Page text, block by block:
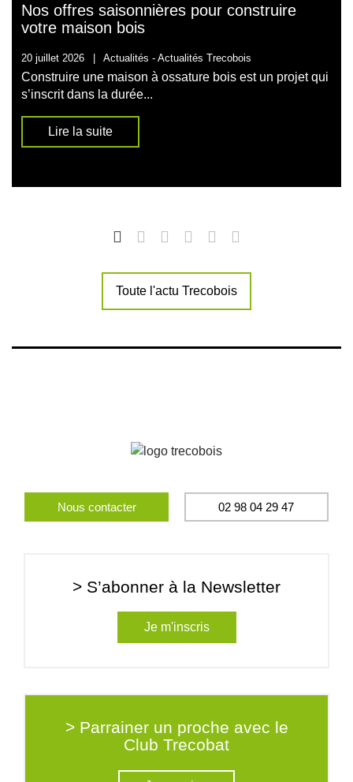
Nos offres saisonnières pour construire
votre maison bois
20 juillet 2026 | Actualités - Actualités Trecobois
Construire une maison à ossature bois est un projet qui
s’inscrit dans la durée...
Lire la suite
Toute l'actu Trecobois
Nous contacter 02 98 04 29 47
> S’abonner à la Newsletter
Je m'inscris
> Parrainer un proche avec le
Club Trecobat